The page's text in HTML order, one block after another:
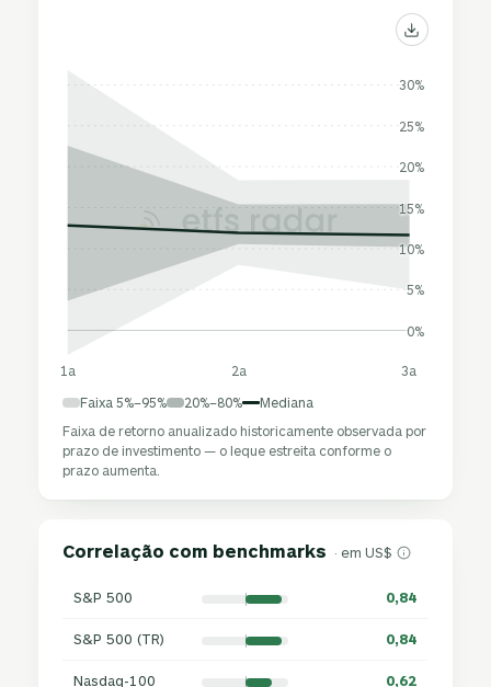
0%
5%
10%
15%
20%
25%
30%
1a 2a 3a
Faixa 5%–95% 20%–80%
Mediana
Faixa de retorno anualizado historicamente observada por
prazo de investimento — o leque estreita conforme o
prazo aumenta.
Correlação com benchmarks · em US$
S&P 500 0,84
S&P 500 (TR) 0,84
Nasdaq-100 0,62